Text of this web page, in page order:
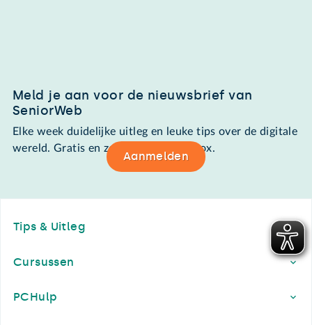
Meld je aan voor de nieuwsbrief van
SeniorWeb
Elke week duidelijke uitleg en leuke tips over de digitale
wereld. Gratis en zomaar in de mailbox.
Aanmelden
Tips & Uitleg
Cursussen
PCHulp